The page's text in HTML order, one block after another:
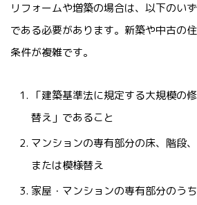
リフォームや増築の場合は、以下のい
である必要があります。新築や中古の
条件が複雑です。
「建築基準法に規定する大規模の
替え」であること
マンションの専有部分の床、階段
または模様替え
家屋・マンションの専有部分のう